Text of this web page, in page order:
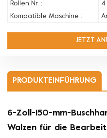
Rollen Nr. :
4
Kompatible Maschine :
JETZT
PRODUKTEINFÜHRUNG
6-Zoll-150-mm-
Walzen für die